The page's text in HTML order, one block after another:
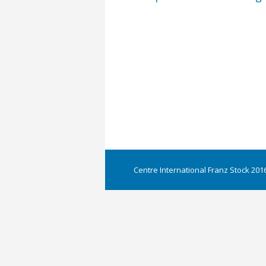
Centre International Franz Stock